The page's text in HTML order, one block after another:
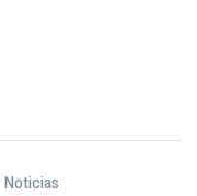
Noticias